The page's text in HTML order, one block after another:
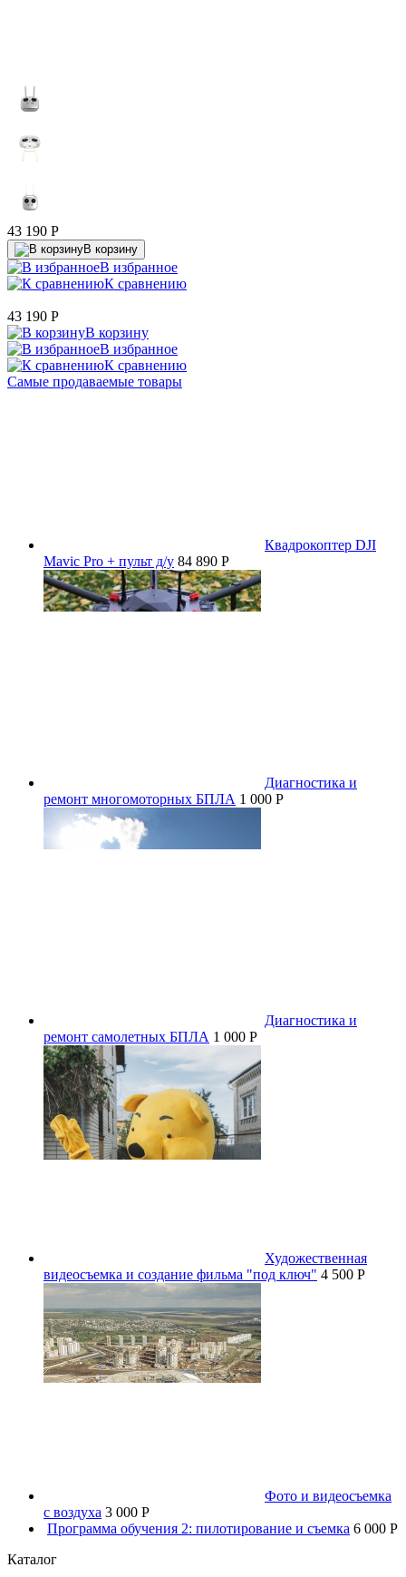
43 190 P
В корзину
В избранное
К сравнению
43 190 P
В корзину
В избранное
К сравнению
Самые продаваемые товары
Квадрокоптер DJI
Mavic Pro + пульт д/у 84 890 P
Диагностика и
ремонт многомоторных БПЛА 1 000 P
Диагностика и
ремонт самолетных БПЛА 1 000 P
Художественная
видеосъемка и создание фильма "под ключ" 4 500 P
Фото и видеосъемка
с воздуха 3 000 P
Программа обучения 2: пилотирование и съемка 6 000 P
Каталог